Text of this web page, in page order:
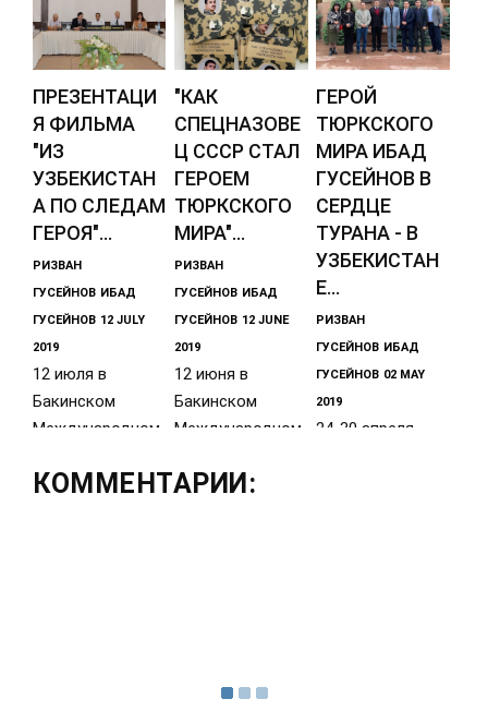
ПРЕЗЕНТАЦИ
Я ФИЛЬМА
"ИЗ
УЗБЕКИСТАН
А ПО СЛЕДАМ
ГЕРОЯ"...
РИЗВАН
ГУСЕЙНОВ ИБАД
ГУСЕЙНОВ 12 JULY
2019
12 июля в
Бакинском
Международном
прошла
"КАК
СПЕЦНАЗОВЕ
Ц СССР СТАЛ
ГЕРОЕМ
ТЮРКСКОГО
МИРА"...
РИЗВАН
ГУСЕЙНОВ ИБАД
ГУСЕЙНОВ 12 JUNE
2019
12 июня в
Бакинском
Международном
состоялась
ГЕРОЙ
ТЮРКСКОГО
МИРА ИБАД
ГУСЕЙНОВ В
СЕРДЦЕ
ТУРАНА - В
УЗБЕКИСТАН
Е...
РИЗВАН
ГУСЕЙНОВ ИБАД
ГУСЕЙНОВ 02 MAY
2019
24-30 апреля
КОММЕНТАРИИ: